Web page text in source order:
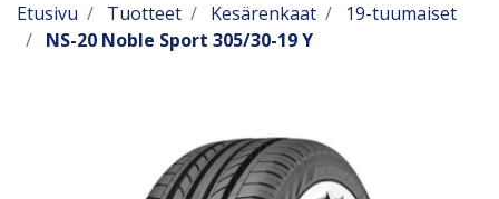
Etusivu Tuotteet Kesärenkaat
19-tuumaiset
NS-20 Noble Sport 305/30-19 Y